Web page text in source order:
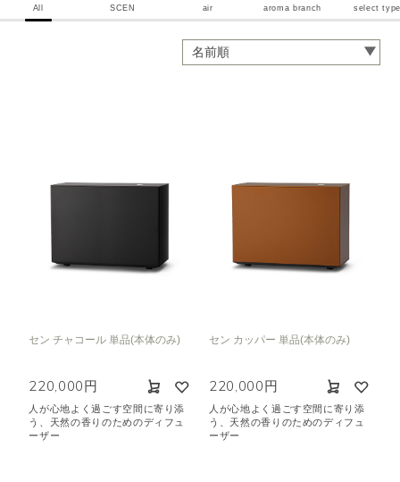
All SCEN air aroma branch select
セン チャコール 単品(本体のみ)
220,000円
人が心地よく過ごす空間に寄り添
う、天然の香りのためのディフュ
ーザー
セン カッパー 単品(本体のみ)
220,000円
人が心地よく過ごす空間に寄り添
う、天然の香りのためのディフュ
ーザー